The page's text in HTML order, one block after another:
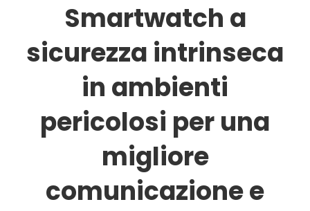
Smartwatch a
sicurezza intrinseca
in ambienti
pericolosi per una
migliore
comunicazione e